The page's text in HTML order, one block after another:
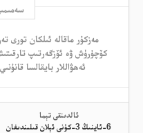
مەزكۇر ماقالە ئىلكان تورى
كۆچۈرۈش ۋە ئۆزگەرتىپ
ئەھۋاللار بايقالسا
ئالدىنقى تېما
6-ئاينىڭ 3-كۈنى ئېلان قىلىندىغان